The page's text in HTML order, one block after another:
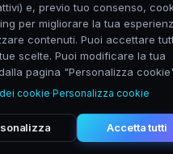
e, previo tuo consenso,
per migliorare la tua
contenuti. Puoi accettare
scelte. Puoi modificare la tua
pagina "Personalizza
cookie·Personalizza cookie
Accetta tutti